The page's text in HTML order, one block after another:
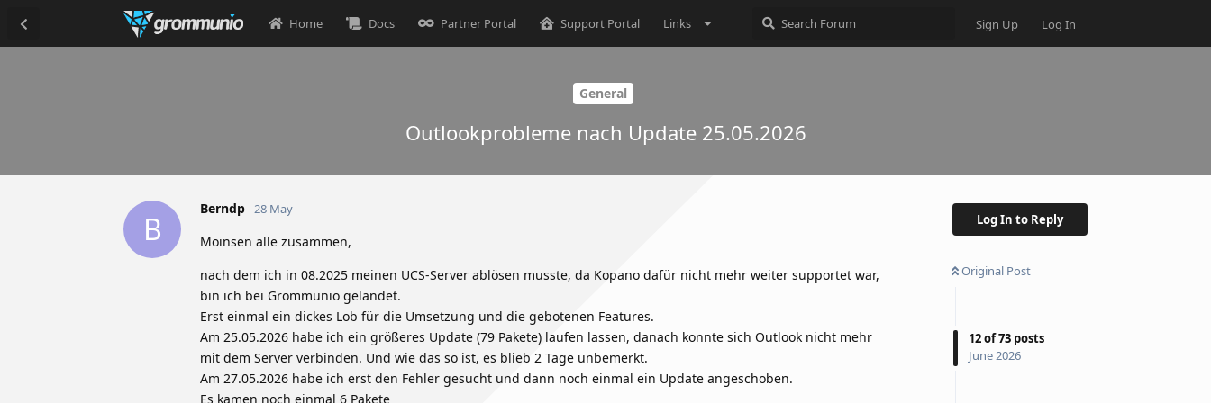
Home Docs Partner Portal Support Portal Links Sign Up Log In
General
Outlookprobleme nach Update 25.05.2026
Log In to Reply
Original Post
12of73 posts
June 2026
B
Berndp 28 May
Moinsen alle zusammen,
nach dem ich in 08.2025 meinen UCS-Server ablösen musste, da Kopano dafür nicht mehr weiter supportet war,
bin ich bei Grommunio gelandet.
Erst einmal ein dickes Lob für die Umsetzung und die gebotenen Features.
Am 25.05.2026 habe ich ein größeres Update (79 Pakete) laufen lassen, danach konnte sich Outlook nicht mehr
mit dem Server verbinden. Und wie das so ist, es blieb 2 Tage unbemerkt.
Am 27.05.2026 habe ich erst den Fehler gesucht und dann noch einmal ein Update angeschoben.
Es kamen noch einmal 6 Pakete